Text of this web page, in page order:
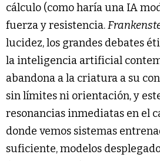
cálculo (como haría una IA
fuerza y resistencia.
lucidez, los grandes debates
la inteligencia artificial
abandona a la criatura a su
sin límites ni orientación, y
resonancias inmediatas en el
donde vemos sistemas
suficiente, modelos